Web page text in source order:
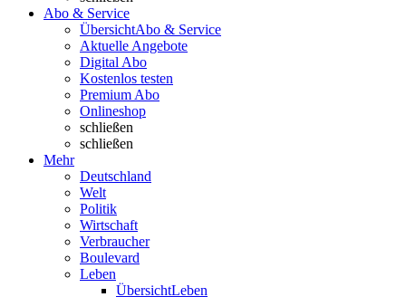
Abo & Service
ÜbersichtAbo & Service
Aktuelle Angebote
Digital Abo
Kostenlos testen
Premium Abo
Onlineshop
schließen
schließen
Mehr
Deutschland
Welt
Politik
Wirtschaft
Verbraucher
Boulevard
Leben
ÜbersichtLeben